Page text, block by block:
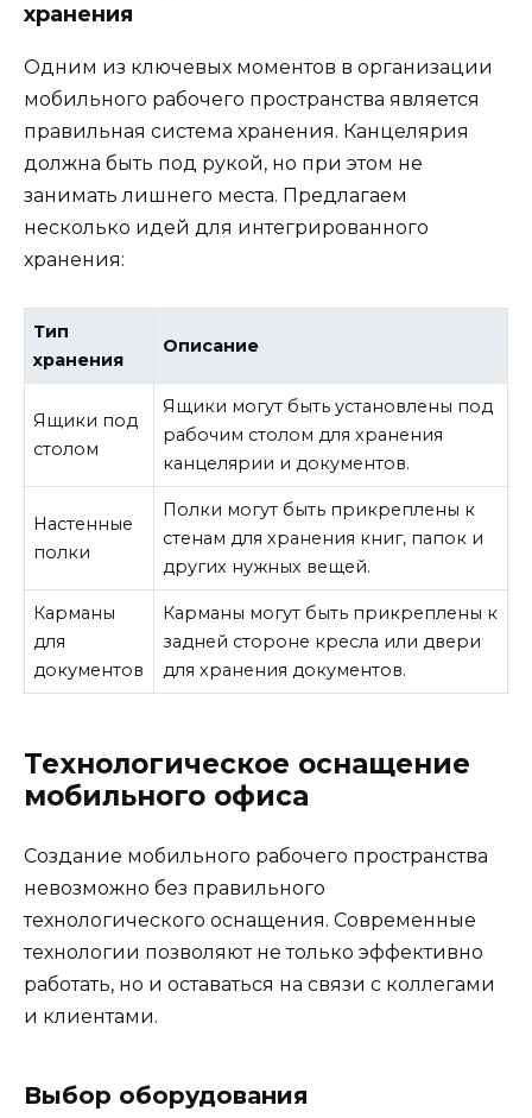
хранения
Одним из ключевых моментов в организации
мобильного рабочего пространства является
правильная система хранения. Канцелярия
должна быть под рукой, но при этом не
занимать лишнего места. Предлагаем
несколько идей для интегрированного
хранения:
Тип
хранения
Описание
Ящики под
столом
Ящики могут быть установлены под
рабочим столом для хранения
канцелярии и документов.
Настенные
полки
Полки могут быть прикреплены к
стенам для хранения книг, папок и
других нужных вещей.
Карманы
для
документов
Карманы могут быть прикреплены к
задней стороне кресла или двери
для хранения документов.
Технологическое оснащение
мобильного офиса
Создание мобильного рабочего пространства
невозможно без правильного
технологического оснащения. Современные
технологии позволяют не только эффективно
работать, но и оставаться на связи с коллегами
и клиентами.
Выбор оборудования